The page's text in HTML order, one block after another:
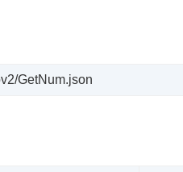
GetNum.json